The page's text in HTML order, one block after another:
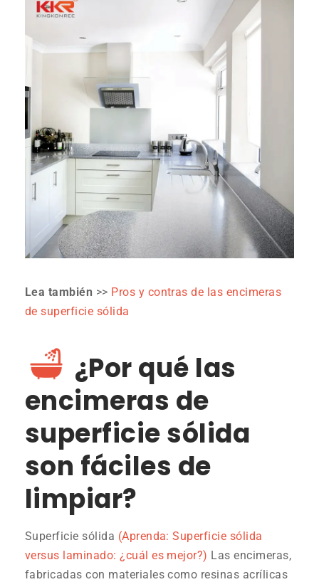
Lea también >> Pros y contras de las encimeras
de superficie sólida
¿Por qué las
encimeras de
superficie sólida
son fáciles de
limpiar?
Superficie sólida (Aprenda: Superficie sólida
versus laminado: ¿cuál es mejor?) Las encimeras,
fabricadas con materiales como resinas acrílicas